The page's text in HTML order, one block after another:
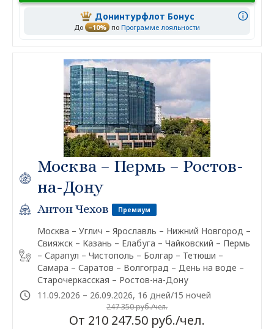
Донинтурфлот Бонус
До –10% по Программе лояльности
Москва – Пермь – Ростов-
на-Дону
Антон Чехов Премиум
Москва – Углич – Ярославль – Нижний Новгород –
Свияжск – Казань – Елабуга – Чайковский – Пермь
– Сарапул – Чистополь – Болгар – Тетюши –
Самара – Саратов – Волгоград – День на воде –
Старочеркасская – Ростов-на-Дону
11.09.2026 – 26.09.2026, 16 дней/15 ночей
247 350 руб./чел.
От 210 247.50 руб./чел.